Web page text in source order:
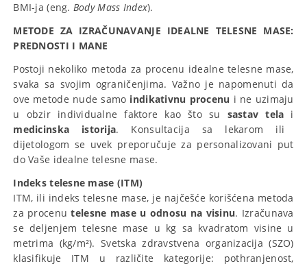
BMI-ja (eng. Body Mass Index).
METODE ZA IZRAČUNAVANJE IDEALNE TELESNE MASE:
PREDNOSTI I MANE
Postoji nekoliko metoda za procenu idealne telesne mase,
svaka sa svojim ograničenjima. Važno je napomenuti da
ove metode nude samo indikativnu procenu i ne uzimaju
u obzir individualne faktore kao što su sastav tela i
medicinska istorija. Konsultacija sa lekarom ili
dijetologom se uvek preporučuje za personalizovani put
do Vaše idealne telesne mase.
Indeks telesne mase (ITM)
ITM, ili indeks telesne mase, je najčešće korišćena metoda
za procenutelesne mase u odnosu na visinu. Izračunava
se deljenjem telesne mase u kg sa kvadratom visine u
metrima (kg/m²). Svetska zdravstvena organizacija (SZO)
klasifikuje ITM u različite kategorije: pothranjenost,